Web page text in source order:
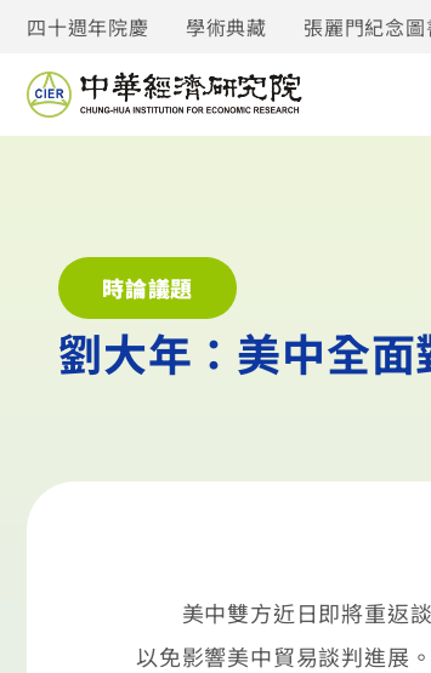
四十週年院慶 學術典藏 張麗門紀念圖
時論議題
劉大年：美中全
美中雙方近日即將重返談
以免影響美中貿易談判進展